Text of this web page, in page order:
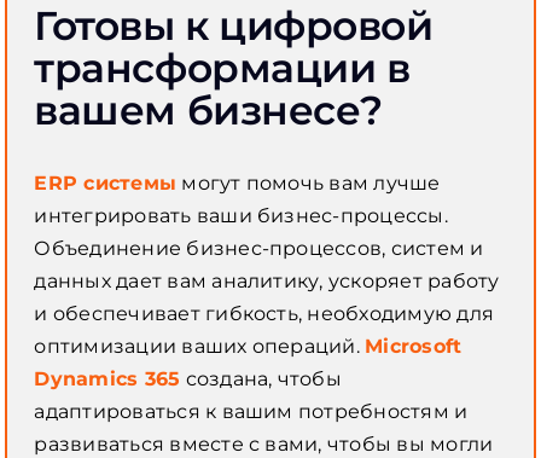
Готовы к цифровой
трансформации в
вашем бизнесе?
ERP системы могут помочь вам лучше
интегрировать ваши бизнес-процессы.
Объединение бизнес-процессов, систем и
данных дает вам аналитику, ускоряет работу
и обеспечивает гибкость, необходимую для
оптимизации ваших операций. Microsoft
Dynamics 365 создана, чтобы
адаптироваться к вашим потребностям и
развиваться вместе с вами, чтобы вы могли